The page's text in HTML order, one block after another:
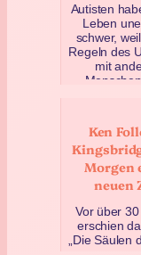
Ken
Morgen
neuen
Vor über
erschien
„Die Säulen
Autisten
Leben
schwer,
Regeln des
mit